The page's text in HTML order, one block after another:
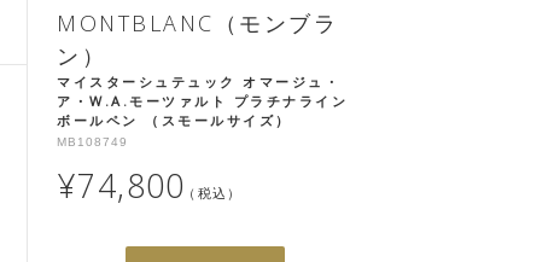
MONTBLANC（モンブラ
ン）
マイスターシュテュック オマージュ・
ア・W.A.モーツァルト プラチナライン
ボールペン （スモールサイズ）
MB108749
¥74,800（税込）